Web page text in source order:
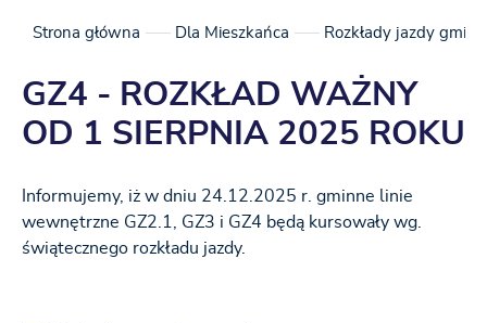
Strona główna Dla Mieszkańca Rozkłady jazdy
GZ4 - ROZKŁAD WAŻNY
OD 1 SIERPNIA 2025 ROKU
Informujemy, iż w dniu 24.12.2025 r. gminne linie
wewnętrzne GZ2.1, GZ3 i GZ4 będą kursowały wg.
świątecznego rozkładu jazdy.